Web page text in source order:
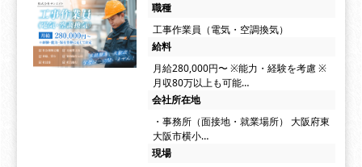
職種
工事作業員（電気・空調換気）
給料
月給280,000円〜 ※能力・経験を考慮 ※
月収80万以上も可能…
会社所在地
・事務所（面接地・就業場所） 大阪府東
大阪市横小…
現場